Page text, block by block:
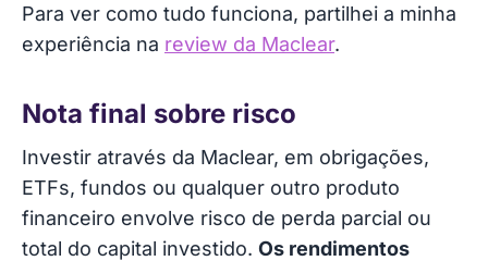
Para ver como tudo funciona, partilhei a minha
experiência na review da Maclear.
Nota final sobre risco
Investir através da Maclear, em obrigações,
ETFs, fundos ou qualquer outro produto
financeiro envolve risco de perda parcial ou
total do capital investido. Os rendimentos